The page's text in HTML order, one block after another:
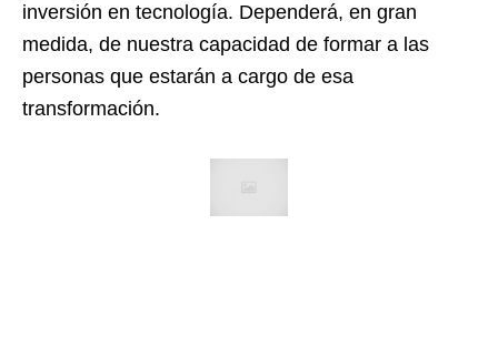
inversión en tecnología. Dependerá, en gran
medida, de nuestra capacidad de formar a las
personas que estarán a cargo de esa
transformación.